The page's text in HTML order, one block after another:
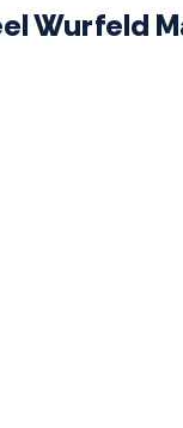
Wurfeld